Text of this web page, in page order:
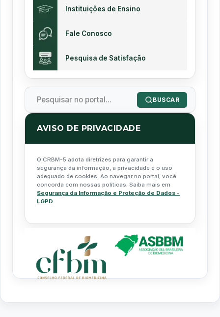
Instituições de Ensino
Fale Conosco
Pesquisa de Satisfação
BUSCAR
AVISO DE PRIVACIDADE
O CRBM-5 adota diretrizes para garantir a
segurança da informação, a privacidade e o uso
adequado de cookies. Ao navegar no portal, você
concorda com nossas políticas. Saiba mais em
Segurança da Informação e Proteção de Dados -
LGPD